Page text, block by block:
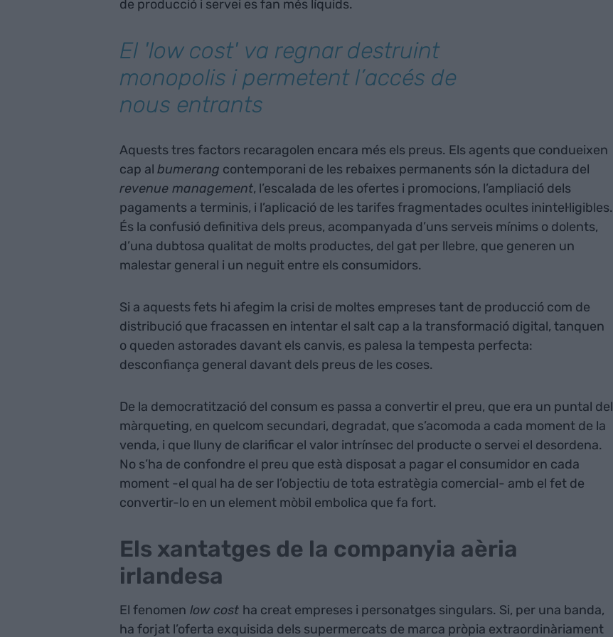
de producció i servei es fan més líquids.
El 'low cost' va regnar destruint
monopolis i permetent l’accés de
nous entrants
Aquests tres factors recaragolen encara més els preus. Els agents que condueixen
cap al bumerang contemporani de les rebaixes permanents són la dictadura del
revenue management, l’escalada de les ofertes i promocions, l’ampliació dels
pagaments a terminis, i l’aplicació de les tarifes fragmentades ocultes inintel·ligibles.
És la confusió definitiva dels preus, acompanyada d’uns serveis mínims o dolents,
d’una dubtosa qualitat de molts productes, del gat per llebre, que generen un
malestar general i un neguit entre els consumidors.
Si a aquests fets hi afegim la crisi de moltes empreses tant de producció com de
distribució que fracassen en intentar el salt cap a la transformació digital, tanquen
o queden astorades davant els canvis, es palesa la tempesta perfecta:
desconfiança general davant dels preus de les coses.
De la democratització del consum es passa a convertir el preu, que era un puntal del
màrqueting, en quelcom secundari, degradat, que s’acomoda a cada moment de la
venda, i que lluny de clarificar el valor intrínsec del producte o servei el desordena.
No s’ha de confondre el preu que està disposat a pagar el consumidor en cada
moment -el qual ha de ser l’objectiu de tota estratègia comercial- amb el fet de
convertir-lo en un element mòbil embolica que fa fort.
Els xantatges de la companyia aèria
irlandesa
El fenomen low cost ha creat empreses i personatges singulars. Si, per una banda,
ha forjat l’oferta exquisida dels supermercats de marca pròpia extraordinàriament